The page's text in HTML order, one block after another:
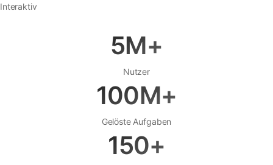
Interaktiv
5M+
Nutzer
100M+
Gelöste Aufgaben
150+